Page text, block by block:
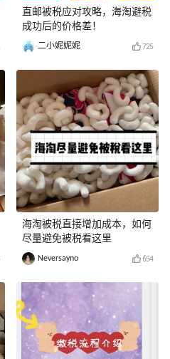
直邮被税应对攻略，海淘避税
成功后的价格差！
二小妮妮妮 725
海淘被税直接增加成本，如何
尽量避免被税看这里
Neversayno 654